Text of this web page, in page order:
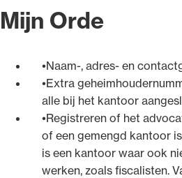
Mijn Orde
Naam-, adres- en
Extra
alle bij het kantoor
Registreren of het
of een gemengd kantoor
is een kantoor waar ook
werken, zoals fiscalisten.